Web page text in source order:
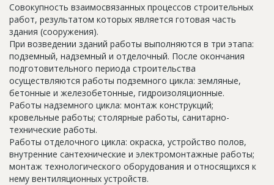
Совокупность взаимосвязанных процессов строительных
работ, результатом которых является готовая часть
здания (сооружения).
При возведении зданий работы выполняются в три этапа:
подземный, надземный и отделочный. После окончания
подготовительного периода строительства
осуществляются работы подземного цикла: земляные,
бетонные и железобетонные, гидроизоляционные.
Работы надземного цикла: монтаж конструкций;
кровельные работы; столярные работы, санитарно-
технические работы.
Работы отделочного цикла: окраска, устройство полов,
внутренние сантехнические и электромонтажные работы;
монтаж технологического оборудования и относящихся к
нему вентиляционных устройств.